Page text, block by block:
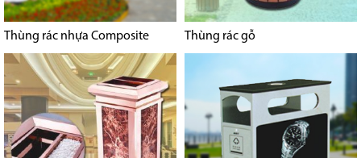
Thùng rác nhựa Composite Thùng rác gỗ